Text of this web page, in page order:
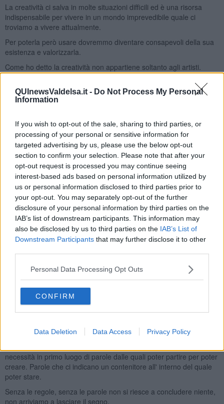
QUInewsValdelsa.it - Do Not Process My Personal
Information
If you wish to opt-out of the sale, sharing to third parties, or
processing of your personal or sensitive information for
targeted advertising by us, please use the below opt-out
section to confirm your selection. Please note that after your
opt-out request is processed you may continue seeing
interest-based ads based on personal information utilized by
us or personal information disclosed to third parties prior to
your opt-out. You may separately opt-out of the further
disclosure of your personal information by third parties on the
IAB’s list of downstream participants. This information may
also be disclosed by us to third parties on the IAB’s List of
Downstream Participants that may further disclose it to other
Personal Data Processing Opt Outs
CONFIRM
Data Deletion Data Access Privacy Policy
La creatività ci salva in molte situazioni difficili ed è una risorsa
indispensabile per vivere in un mondo imprevedibile quale ci
troviamo a vivere attualmente.
Per poterla però usare dovremmo diventare consapevoli della sua
esistenza e valorizzarla.
Come ho detto la creatività non appartiene soltanto agli artisti.
Prendiamo per esempio una madre di due bambini. Praticamente
in ogni momento per lei è un andare incontro a una situazione
inattesa , i bimbi piangono, hanno fame, si arrabbiano , non
quale risorsa utilizza per rispondere alle sfide che le si pongono
davanti?
La creatività le viene incontro, magari inventare un pasto semplice
che si può cucinare con una mano sola, e così tenere in braccio il
bimbo che piange o creare uno spazio giochi condiviso dove i
bambini riescono a distrarsi mentre lei prepara il pasto.
Questo è un esempio vissuto da tante donne, un esempio pratico,
ma ce ne saranno in tutti campi della nostra vita.
Sarebbe però importante allenare la creatività. Chiedersi: cosa ci
serve per allenare la creatività? Ciascuno di noi avrà una risposta
differente, dipendentemente dalle nostre predisposizioni. Possiamo
allenare la creatività facendo pittura, musica, scrittura e tanto altro,
Ma perché allenare la creatività? Credo che noi esseri umani da
sempre sentiamo la struggente necessità di lasciare un segno,
perché sentiamo che noi abbiamo una fine.
Per me che sono illustratrice la creatività fa parte della mia vita e
Spesso però la creatività viene confusa con qualcosa di frivolo,
necessità in primo luogo di parole dalle quali poter partire per poter
creare. Parole che ci indicano un contenitore all' interno del quale
poter stare.
Senza le regole, senza le parole non si riesce a concludere niente,
non arriviamo a lasciare il segno.